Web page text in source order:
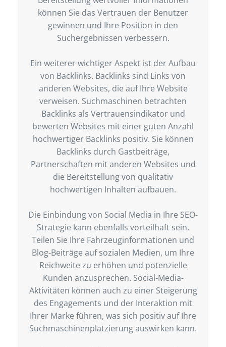
können Sie das Vertrauen der Benutzer
gewinnen und Ihre Position in den
Suchergebnissen verbessern.
Ein weiterer wichtiger Aspekt ist der Aufbau
von Backlinks. Backlinks sind Links von
anderen Websites, die auf Ihre Website
verweisen. Suchmaschinen betrachten
Backlinks als Vertrauensindikator und
bewerten Websites mit einer guten Anzahl
hochwertiger Backlinks positiv. Sie können
Backlinks durch Gastbeiträge,
Partnerschaften mit anderen Websites und
die Bereitstellung von qualitativ
hochwertigen Inhalten aufbauen.
Die Einbindung von Social Media in Ihre SEO-
Strategie kann ebenfalls vorteilhaft sein.
Teilen Sie Ihre Fahrzeuginformationen und
Blog-Beiträge auf sozialen Medien, um Ihre
Reichweite zu erhöhen und potenzielle
Kunden anzusprechen. Social-Media-
Aktivitäten können auch zu einer Steigerung
des Engagements und der Interaktion mit
Ihrer Marke führen, was sich positiv auf Ihre
Suchmaschinenplatzierung auswirken kann.